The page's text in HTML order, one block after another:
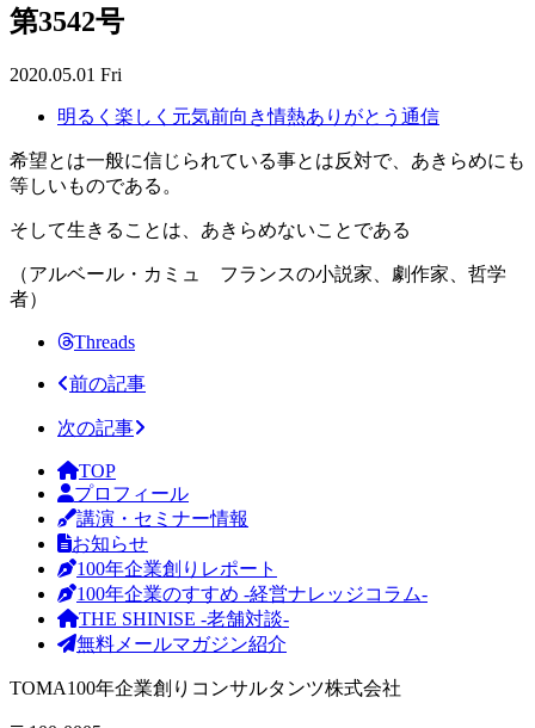
第3542号
2020.05.01 Fri
明るく楽しく元気前向き情熱ありがとう通信
希望とは一般に信じられている事とは反対で、あきらめにも
等しいものである。
そして生きることは、あきらめないことである
（アルベール・カミュ フランスの小説家、劇作家、哲学
者）
Threads
前の記事
次の記事
TOP
プロフィール
講演・セミナー情報
お知らせ
100年企業創りレポート
100年企業のすすめ -経営ナレッジコラム-
THE SHINISE -老舗対談-
無料メールマガジン紹介
TOMA100年企業創りコンサルタンツ株式会社